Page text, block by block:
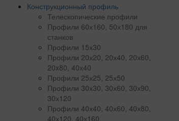
Конструкционный профиль
Телескопические профили
Профили 60х160, 50х180 для
станков
Профили 15х30
Профили 20х20, 20х40, 20х60,
20x80, 40х40
Профили 25х25, 25х50
Профили 30х30, 30х60, 30х90,
30х120
Профили 40х40, 40х60, 40х80,
40х120, 40х160